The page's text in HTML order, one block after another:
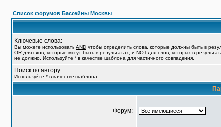
Список форумов Бассейны Москвы
Ключевые слова:
Вы можете использовать AND чтобы определить слова, которые должны быть в
OR для слов, которые могут быть в результатах, и NOT для слов, которых в
не должно. Используйте * в качестве шаблона для частичного совпадения.
Поиск по автору:
Используйте * в качестве шаблона
Форум: